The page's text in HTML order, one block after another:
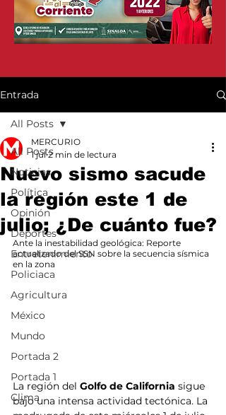
Entrada
All Posts
Noticias
Política
Opinión
Deportes
Entretenimiento
Policiaca
Agricultura
México
Mundo
Portada 2
Portada 1
Clima
All Posts
Nuevo sismo sacude
la región este 1 de
julio; ¿De cuánto fue?
MERCURIO
1 jul 2 min de lectura
Ante la inestabilidad geológica: Reporte
actualizado del SSN sobre la secuencia sísmica
en la zona
La región del Golfo de California sigue
bajo una intensa actividad tectónica. La